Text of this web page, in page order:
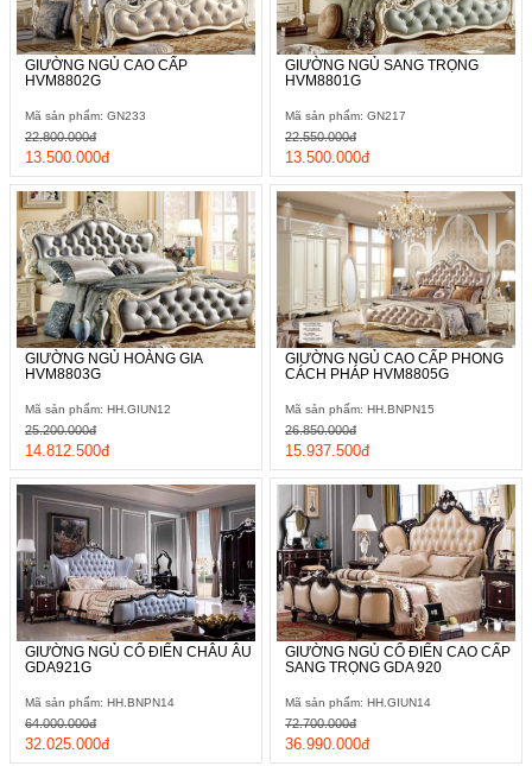
GIƯỜNG NGỦ CAO CẤP
HVM8802G
Mã sản phẩm: GN233
13.500.000đ
22.800.000đ
GIƯỜNG NGỦ SANG TRỌNG
HVM8801G
Mã sản phẩm: GN217
13.500.000đ
22.550.000đ
GIƯỜNG NGỦ HOÀNG GIA
HVM8803G
Mã sản phẩm: HH.GIUN12
14.812.500đ
25.200.000đ
GIƯỜNG NGỦ CAO CẤP PHONG
CÁCH PHÁP HVM8805G
Mã sản phẩm: HH.BNPN15
15.937.500đ
26.850.000đ
GIƯỜNG NGỦ CỔ ĐIỂN CHÂU ÂU
GDA921G
Mã sản phẩm: HH.BNPN14
32.025.000đ
64.000.000đ
GIƯỜNG NGỦ CỔ ĐIỂN CAO CẤP
SANG TRỌNG GDA 920
Mã sản phẩm: HH.GIUN14
36.990.000đ
72.700.000đ